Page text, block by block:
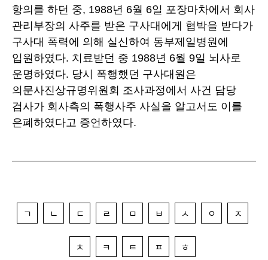
항의를 하던 중, 1988년 6월 6일 포장마차에서 회사
관리부장의 사주를 받은 구사대에게 협박을 받다가
구사대 폭력에 의해 실신하여 동부제일병원에
입원하였다. 치료받던 중 1988년 6월 9일 뇌사로
운명하였다. 당시 폭행했던 구사대원은
의문사진상규명위원회 조사과정에서 사건 담당
검사가 회사측의 폭행사주 사실을 알고서도 이를
은폐하였다고 증언하였다.
ㄱ ㄴ ㄷ ㄹ ㅁ ㅂ ㅅ ㅇ ㅈ
ㅊ ㅋ ㅌ ㅍ ㅎ